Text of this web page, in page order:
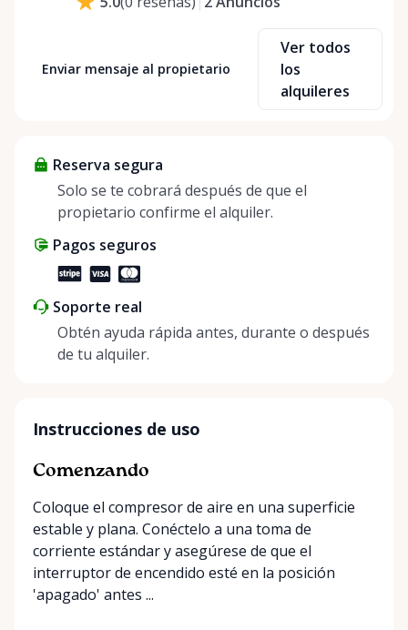
Enviar mensaje al propietario
Ver todos
los
alquileres
Reserva segura
Solo se te cobrará después de que el
propietario confirme el alquiler.
Pagos seguros
Soporte real
Obtén ayuda rápida antes, durante o después
de tu alquiler.
Instrucciones de uso
Comenzando
Coloque el compresor de aire en una superficie
estable y plana. Conéctelo a una toma de
corriente estándar y asegúrese de que el
interruptor de encendido esté en la posición
'apagado' antes ...